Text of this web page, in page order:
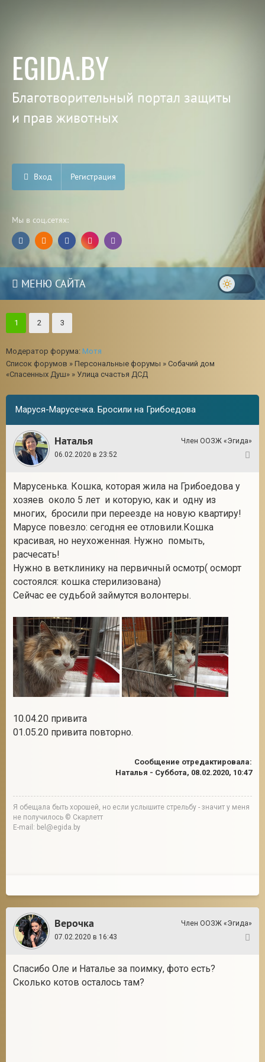
EGIDA.BY
Благотворительный портал защиты
и прав животных
Вход Регистрация
Мы в соц.сетях:
МЕНЮ САЙТА
1 2 3
Модератор форума: Мотя
Список форумов » Персональные форумы » Собачий дом
«Спасенных Душ» » Улица счастья ДСД
Маруся-Марусечка. Бросили на Грибоедова
Наталья
Член ООЗЖ «Эгида»
06.02.2020 в 23:52
Марусенька. Кошка, которая жила на Грибоедова у
хозяев около 5 лет и которую, как и одну из
многих, бросили при переезде на новую квартиру!
Марусе повезло: сегодня ее отловили.Кошка
красивая, но неухоженная. Нужно помыть,
расчесать!
Нужно в ветклинику на первичный осмотр( осморт
состоялся: кошка стерилизована)
Сейчас ее судьбой займутся волонтеры.
10.04.20 привита
01.05.20 привита повторно.
Сообщение отредактировала:
Наталья - Суббота, 08.02.2020, 10:47
Я обещала быть хорошей, но если услышите стрельбу - значит у меня
не получилось © Скарлетт
E-mail: bel@egida.by
Верочка
Член ООЗЖ «Эгида»
07.02.2020 в 16:43
Спасибо Оле и Наталье за поимку, фото есть?
Сколько котов осталось там?